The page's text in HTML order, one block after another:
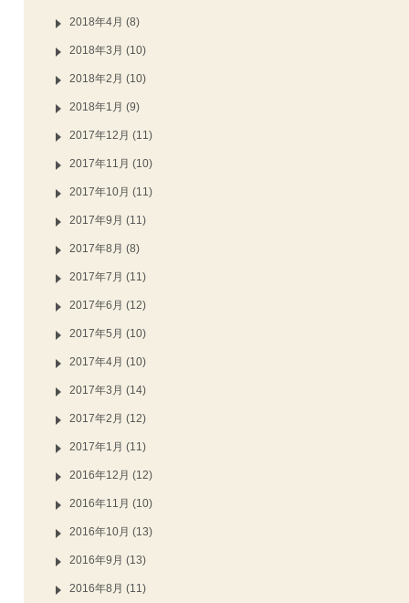
2018年4月 (8)
2018年3月 (10)
2018年2月 (10)
2018年1月 (9)
2017年12月 (11)
2017年11月 (10)
2017年10月 (11)
2017年9月 (11)
2017年8月 (8)
2017年7月 (11)
2017年6月 (12)
2017年5月 (10)
2017年4月 (10)
2017年3月 (14)
2017年2月 (12)
2017年1月 (11)
2016年12月 (12)
2016年11月 (10)
2016年10月 (13)
2016年9月 (13)
2016年8月 (11)